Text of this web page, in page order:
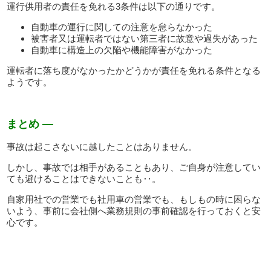
運行供用者の責任を免れる3条件は以下の通りです。
自動車の運行に関しての注意を怠らなかった
被害者又は運転者ではない第三者に故意や過失があった
自動車に構造上の欠陥や機能障害がなかった
運転者に落ち度がなかったかどうかが責任を免れる条件となる
ようです。
まとめ —
事故は起こさないに越したことはありません。
しかし、事故では相手があることもあり、ご自身が注意してい
ても避けることはできないことも‥。
自家用社での営業でも社用車の営業でも、もしもの時に困らな
いよう、事前に会社側へ業務規則の事前確認を行っておくと安
心です。